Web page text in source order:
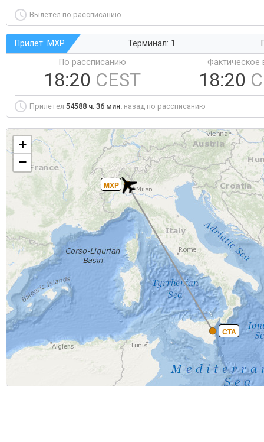
Вылетел по рассписанию
Прилет: MXP Терминал: 1
По рассписанию
18:20 CEST
Фактическое
18:20
Прилетел 54588 ч. 36 мин. назад по рассписанию
CTA
MXP
+
−